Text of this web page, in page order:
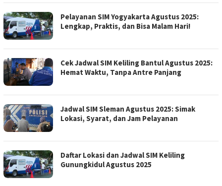
Pelayanan SIM Yogyakarta Agustus 2025:
Lengkap, Praktis, dan Bisa Malam Hari!
Cek Jadwal SIM Keliling Bantul Agustus 2025:
Hemat Waktu, Tanpa Antre Panjang
Jadwal SIM Sleman Agustus 2025: Simak
Lokasi, Syarat, dan Jam Pelayanan
Daftar Lokasi dan Jadwal SIM Keliling
Gunungkidul Agustus 2025